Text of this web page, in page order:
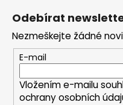
Odebírat
Nezmeškejte žádné
E-mail
Vložením e-mailu
ochrany osobních